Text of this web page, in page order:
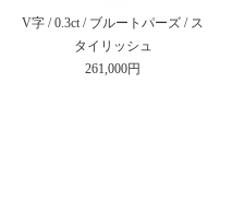
V字 / 0.3ct / ブルートパーズ / ス
タイリッシュ
261,000円